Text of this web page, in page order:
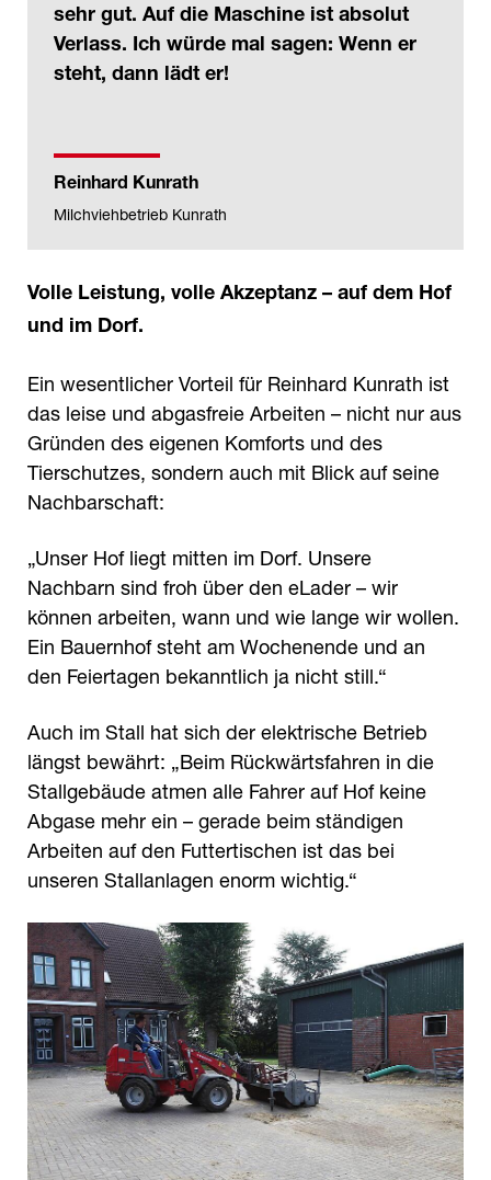
sehr gut. Auf die Maschine ist absolut
Verlass. Ich würde mal sagen: Wenn er
steht, dann lädt er!
Reinhard Kunrath
Milchviehbetrieb Kunrath
Volle Leistung, volle Akzeptanz – auf dem Hof
und im Dorf.
Ein wesentlicher Vorteil für Reinhard Kunrath ist
das leise und abgasfreie Arbeiten – nicht nur aus
Gründen des eigenen Komforts und des
Tierschutzes, sondern auch mit Blick auf seine
Nachbarschaft:
„Unser Hof liegt mitten im Dorf. Unsere
Nachbarn sind froh über den eLader – wir
können arbeiten, wann und wie lange wir wollen.
Ein Bauernhof steht am Wochenende und an
den Feiertagen bekanntlich ja nicht still.“
Auch im Stall hat sich der elektrische Betrieb
längst bewährt: „Beim Rückwärtsfahren in die
Stallgebäude atmen alle Fahrer auf Hof keine
Abgase mehr ein – gerade beim ständigen
Arbeiten auf den Futtertischen ist das bei
unseren Stallanlagen enorm wichtig.“